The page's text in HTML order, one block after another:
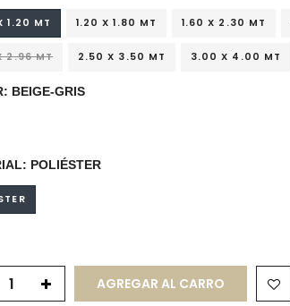
1.20 MT 1.20 X 1.80 MT 1.60 X 2.30 MT
2.96 MT 2.50 X 3.50 MT 3.00 X 4.00 MT
BEIGE-GRIS
POLIÉSTER
AGREGAR AL CARRO